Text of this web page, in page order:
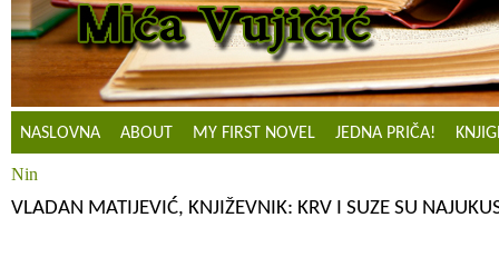
NASLOVNA ABOUT MY FIRST NOVEL JEDNA PRIČA!
Nin
VLADAN MATIJEVIĆ, KNJIŽEVNIK: KRV I SUZE SU